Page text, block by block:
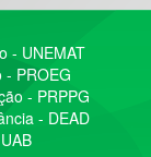
- UNEMAT
PROEG
- PRPPG
- DEAD